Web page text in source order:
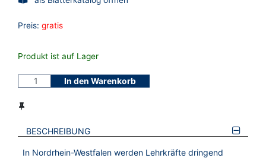
Preis: gratis
Produkt ist auf Lager
In den Warenkorb
BESCHREIBUNG
In Nordrhein-Westfalen werden Lehrkräfte dringend